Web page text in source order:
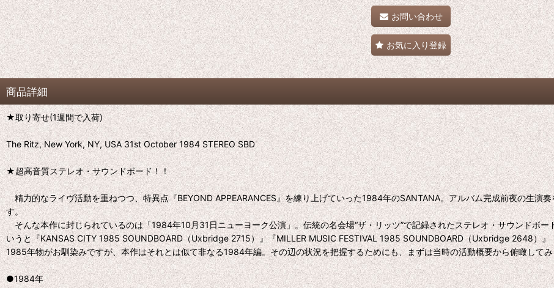
お問い合わせ
お気に入り登録
商品詳細
★取り寄せ(1週間で入荷)
The Ritz, New York, NY, USA 31st October 1984 STEREO SBD
★超高音質ステレオ・サウンドボード！！
精力的なライヴ活動を重ねつつ、特異点『BEYOND APPEARANCES』を練り上げていった1984年のSANTANA。アルバム完成前夜の生演
す。
そんな本作に封じられているのは「1984年10月31日ニューヨーク公演」。伝統の名会場“ザ・リッツ”で記録されたステレオ・サウンドボー
いうと『KANSAS CITY 1985 SOUNDBOARD（Uxbridge 2715）』『MILLER MUSIC FESTIVAL 1985 SOUNDBOARD（Uxbridge 2648）
1985年物がお馴染みですが、本作はそれとは似て非なる1984年編。その辺の状況を把握するためにも、まずは当時の活動概要から俯瞰して
●1984年